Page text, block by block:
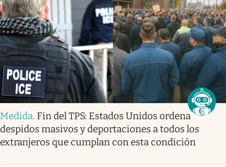
Medida. Fin del TPS: Estados Unidos ordena
despidos masivos y deportaciones a todos los
extranjeros que cumplan con esta condición